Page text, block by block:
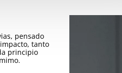
pensado
tanto
principio